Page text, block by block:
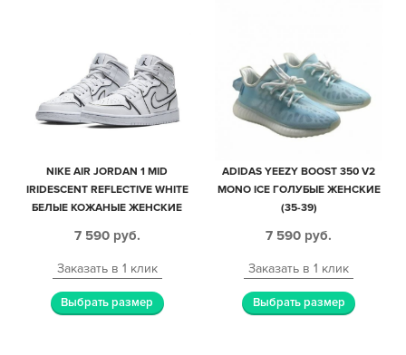
NIKE AIR JORDAN 1 MID
IRIDESCENT REFLECTIVE WHITE
БЕЛЫЕ КОЖАНЫЕ ЖЕНСКИЕ
7 590 руб.
Заказать в 1 клик
Выбрать размер
ADIDAS YEEZY BOOST 350 V2
MONO ICE ГОЛУБЫЕ ЖЕНСКИЕ
(35-39)
7 590 руб.
Заказать в 1 клик
Выбрать размер